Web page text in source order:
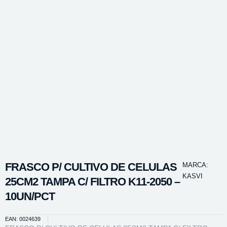
FRASCO P/ CULTIVO DE CELULAS
25CM2 TAMPA C/ FILTRO K11-2050 –
10UN/PCT
MARCA:
KASVI
EAN: 0024639